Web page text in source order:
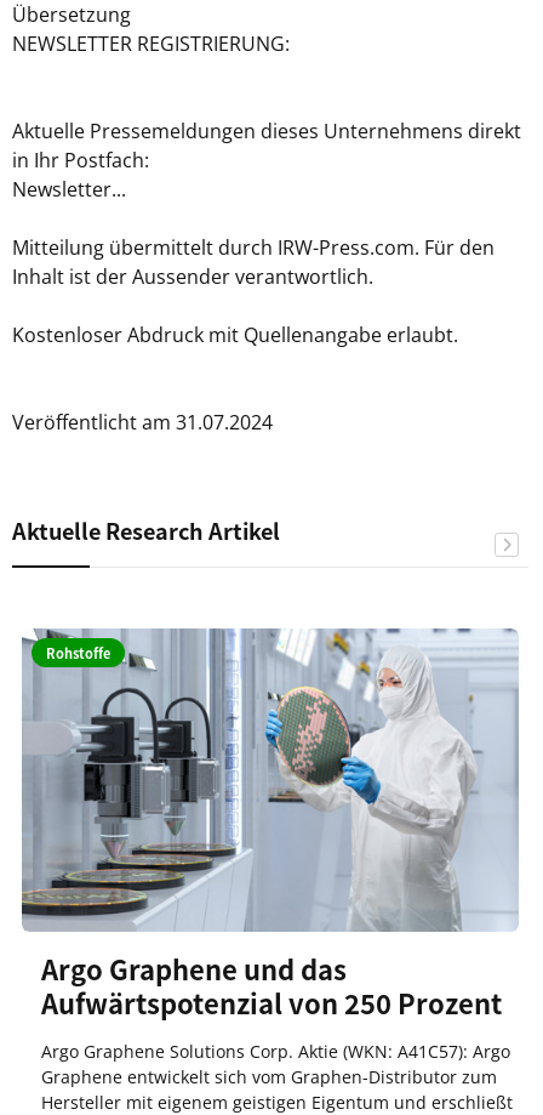
Übersetzung
NEWSLETTER REGISTRIERUNG:
Aktuelle Pressemeldungen dieses Unternehmens direkt
in Ihr Postfach:
Newsletter...
Mitteilung übermittelt durch IRW-Press.com. Für den
Inhalt ist der Aussender verantwortlich.
Kostenloser Abdruck mit Quellenangabe erlaubt.
Veröffentlicht am 31.07.2024
Aktuelle Research Artikel
Rohstoffe
Argo Graphene und das
Aufwärtspotenzial von 250 Prozent
Argo Graphene Solutions Corp. Aktie (WKN: A41C57): Argo
Graphene entwickelt sich vom Graphen-Distributor zum
Hersteller mit eigenem geistigen Eigentum und erschließt